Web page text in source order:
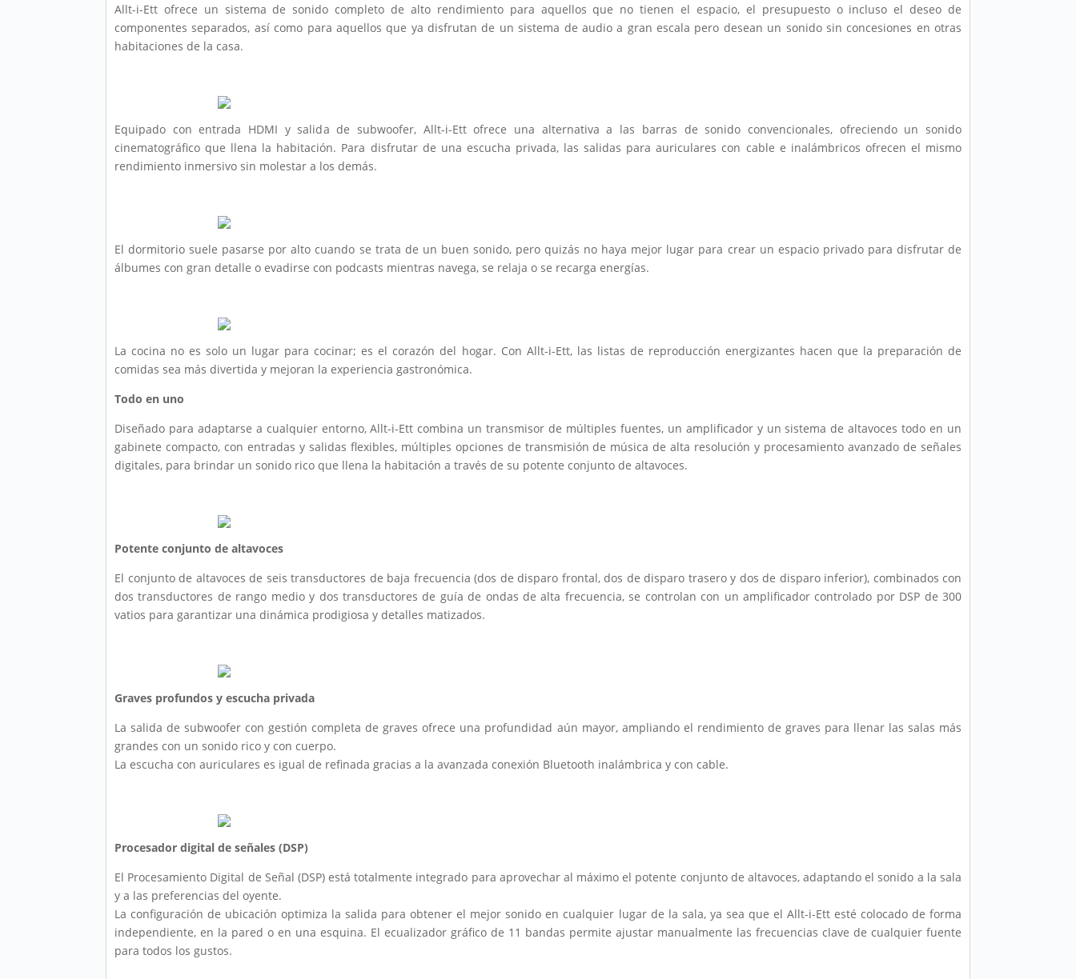
Allt-i-Ett ofrece un sistema de sonido completo de alto rendimiento para aquellos que no tienen el espacio, el presupuesto o incluso el deseo de
componentes separados, así como para aquellos que ya disfrutan de un sistema de audio a gran escala pero desean un sonido sin concesiones en otras
habitaciones de la casa.
Equipado con entrada HDMI y salida de subwoofer, Allt-i-Ett ofrece una alternativa a las barras de sonido convencionales, ofreciendo un sonido
cinematográfico que llena la habitación. Para disfrutar de una escucha privada, las salidas para auriculares con cable e inalámbricos ofrecen el mismo
rendimiento inmersivo sin molestar a los demás.
El dormitorio suele pasarse por alto cuando se trata de un buen sonido, pero quizás no haya mejor lugar para crear un espacio privado para disfrutar de
álbumes con gran detalle o evadirse con podcasts mientras navega, se relaja o se recarga energías.
La cocina no es solo un lugar para cocinar; es el corazón del hogar. Con Allt-i-Ett, las listas de reproducción energizantes hacen que la preparación de
comidas sea más divertida y mejoran la experiencia gastronómica.
Todo en uno
Diseñado para adaptarse a cualquier entorno, Allt-i-Ett combina un transmisor de múltiples fuentes, un amplificador y un sistema de altavoces todo en un
gabinete compacto, con entradas y salidas flexibles, múltiples opciones de transmisión de música de alta resolución y procesamiento avanzado de señales
digitales, para brindar un sonido rico que llena la habitación a través de su potente conjunto de altavoces.
Potente conjunto de altavoces
El conjunto de altavoces de seis transductores de baja frecuencia (dos de disparo frontal, dos de disparo trasero y dos de disparo inferior), combinados con
dos transductores de rango medio y dos transductores de guía de ondas de alta frecuencia, se controlan con un amplificador controlado por DSP de 300
vatios para garantizar una dinámica prodigiosa y detalles matizados.
Graves profundos y escucha privada
La salida de subwoofer con gestión completa de graves ofrece una profundidad aún mayor, ampliando el rendimiento de graves para llenar las salas más
grandes con un sonido rico y con cuerpo.
La escucha con auriculares es igual de refinada gracias a la avanzada conexión Bluetooth inalámbrica y con cable.
Procesador digital de señales (DSP)
El Procesamiento Digital de Señal (DSP) está totalmente integrado para aprovechar al máximo el potente conjunto de altavoces, adaptando el sonido a la sala
y a las preferencias del oyente.
La configuración de ubicación optimiza la salida para obtener el mejor sonido en cualquier lugar de la sala, ya sea que el Allt-i-Ett esté colocado de forma
independiente, en la pared o en una esquina. El ecualizador gráfico de 11 bandas permite ajustar manualmente las frecuencias clave de cualquier fuente
para todos los gustos.